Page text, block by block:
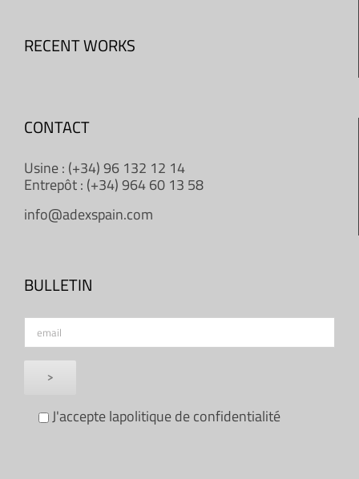
RECENT WORKS
CONTACT
Usine : (+34) 96 132 12 14
Entrepôt : (+34) 964 60 13 58
info@adexspain.com
BULLETIN
J'accepte lapolitique de confidentialité